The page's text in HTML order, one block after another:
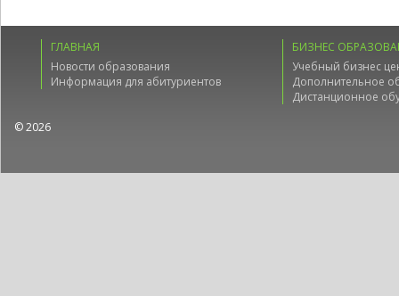
ГЛАВНАЯ
Новости образования
Информация для абитуриентов
БИЗНЕС
Учебный бизнес
Дополнительное
Дистанционное
© 2026